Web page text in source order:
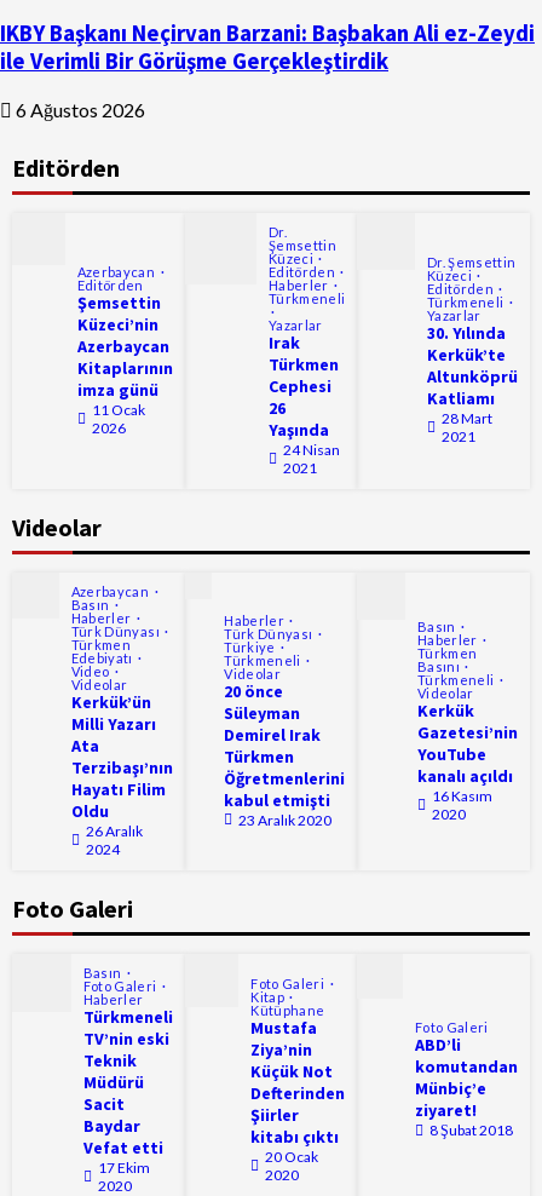
IKBY Başkanı Neçirvan Barzani: Başbakan Ali ez-Zeydi
ile Verimli Bir Görüşme Gerçekleştirdik
6 Ağustos 2026
Editörden
Azerbaycan
Editörden
Şemsettin
Küzeci’nin
Azerbaycan
Kitaplarının
imza günü
11 Ocak
2026
Dr.
Şemsettin
Küzeci
Editörden
Haberler
Türkmeneli
Yazarlar
Irak
Türkmen
Cephesi
26
Yaşında
24 Nisan
2021
Dr. Şemsettin
Küzeci
Editörden
Türkmeneli
Yazarlar
30. Yılında
Kerkük’te
Altunköprü
Katliamı
28 Mart
2021
Videolar
Azerbaycan
Basın
Haberler
Türk Dünyası
Türkmen
Edebiyatı
Video
Videolar
Kerkük’ün
Milli Yazarı
Ata
Terzibaşı’nın
Hayatı Filim
Oldu
26 Aralık
2024
Haberler
Türk Dünyası
Türkiye
Türkmeneli
Videolar
20 önce
Süleyman
Demirel Irak
Türkmen
Öğretmenlerini
kabul etmişti
23 Aralık 2020
Basın
Haberler
Türkmen
Basını
Türkmeneli
Videolar
Kerkük
Gazetesi’nin
YouTube
kanalı açıldı
16 Kasım
2020
Foto Galeri
Basın
Foto Galeri
Haberler
Türkmeneli
TV’nin eski
Teknik
Müdürü
Sacit
Baydar
Vefat etti
17 Ekim
2020
Foto Galeri
Kitap
Kütüphane
Mustafa
Ziya’nin
Küçük Not
Defterinden
Şiirler
kitabı çıktı
20 Ocak
2020
Foto Galeri
ABD’li
komutandan
Münbiç’e
ziyaret!
8 Şubat 2018